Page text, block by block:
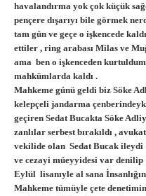
havalandırma yok çok küçük
pençere dışarıyı bile görmek
tam gün ve geçe o işkencede
ettiler , ring arabası Milas ve
ama ben o işkenceden
mahkūmlarda kaldı .
Mahkeme günü geldi biz Söke
kelepçeli jandarma
geçiren Sedat Bucakta Söke
zanlılar serbest bırakıldı ,
vekilide olan Sedat Bucak
ve cezayi müeyyidesi var denilip
Eylül lisanıyle al sana
Mahkeme tümüyle çete